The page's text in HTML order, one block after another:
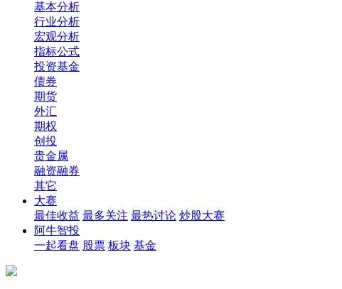
基本分析
行业分析
宏观分析
指标公式
投资基金
债券
期货
外汇
期权
创投
贵金属
融资融券
其它
大赛
最佳收益 最多关注 最热讨论 炒股大赛
阿牛智投
一起看盘 股票 板块 基金